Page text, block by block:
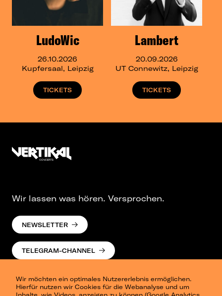
LudoWic
26.10.2026
Kupfersaal, Leipzig
TICKETS
Lambert
20.09.2026
UT Connewitz, Leipzig
TICKETS
Wir möchten ein optimales Nutzererlebnis ermöglichen.
Hierfür nutzen wir Cookies für die Webanalyse und um
Wir lassen was hören. Versprochen.
NEWSLETTER
TELEGRAM-CHANNEL